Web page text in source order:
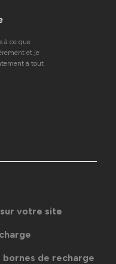
à ce que
et je
à tout
votre site
de recharge